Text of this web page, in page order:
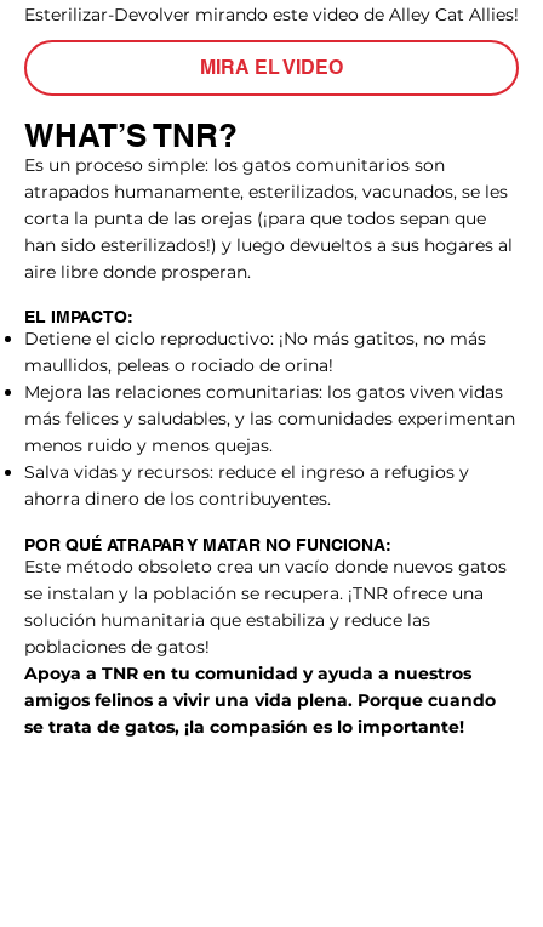
Esterilizar-Devolver mirando este video de Alley Cat Allies!
MIRA EL VIDEO
WHAT’S TNR?
Es un proceso simple: los gatos comunitarios son
atrapados humanamente, esterilizados, vacunados, se les
corta la punta de las orejas (¡para que todos sepan que
han sido esterilizados!) y luego devueltos a sus hogares al
aire libre donde prosperan.
EL IMPACTO:
Detiene el ciclo reproductivo: ¡No más gatitos, no más
maullidos, peleas o rociado de orina!
Mejora las relaciones comunitarias: los gatos viven vidas
más felices y saludables, y las comunidades experimentan
menos ruido y menos quejas.
Salva vidas y recursos: reduce el ingreso a refugios y
ahorra dinero de los contribuyentes.
POR QUÉ ATRAPAR Y MATAR NO FUNCIONA:
Este método obsoleto crea un vacío donde nuevos gatos
se instalan y la población se recupera. ¡TNR ofrece una
solución humanitaria que estabiliza y reduce las
poblaciones de gatos!
Apoya a TNR en tu comunidad y ayuda a nuestros
amigos felinos a vivir una vida plena. Porque cuando
se trata de gatos, ¡la compasión es lo importante!